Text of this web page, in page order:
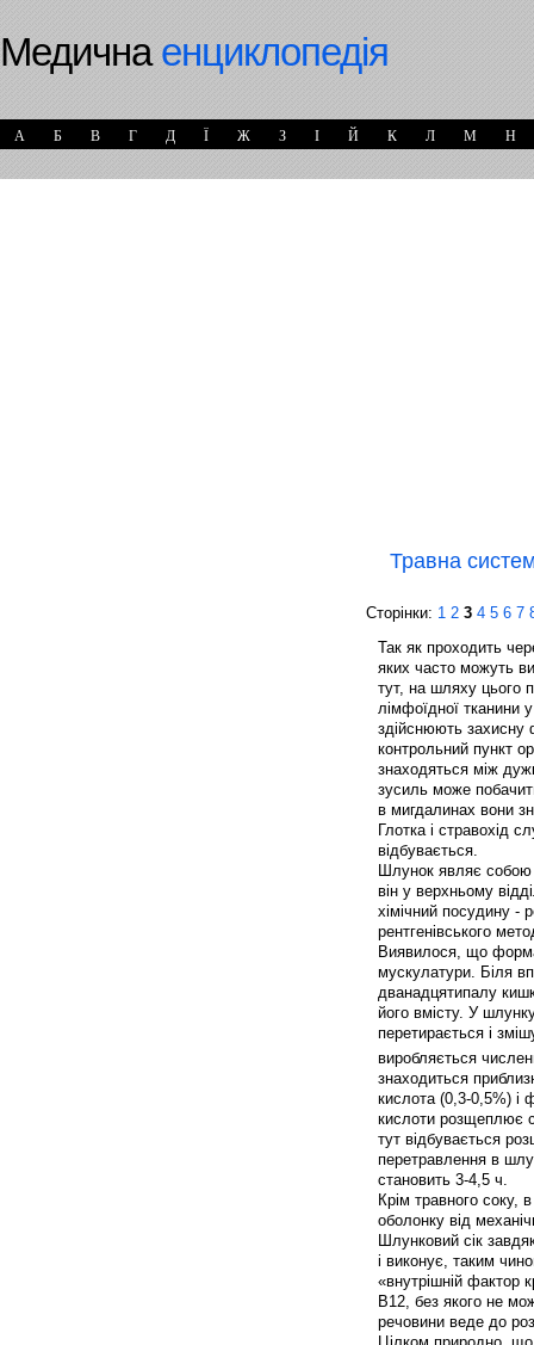
Медичнаенциклопедія
А Б В Г Д Ї Ж З І Й К Л М Н
Травна
Сторінки: 1 2 3 4 5 6 7
Так як проходить
яких часто можуть
тут, на шляху цього
лімфоїдної тканини
здійснюють захисну
контрольний пункт
знаходяться між
зусиль може
в мигдалинах вони
Глотка і стравохід
відбувається.
Шлунок являє собою
він у верхньому
хімічний посудину -
рентгенівського
Виявилося, що форма
мускулатури. Біля
дванадцятипалу
його вмісту. У
перетирається і
виробляється
знаходиться
кислота (0,3-0,5%) і
кислоти розщеплює
тут відбувається
перетравлення в
становить 3-4,5 ч.
Крім травного соку,
оболонку від
Шлунковий сік
і виконує, таким
«внутрішній фактор
В12, без якого не
речовини веде до